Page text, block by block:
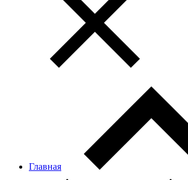
Главная